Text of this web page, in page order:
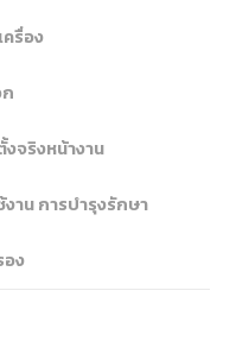
รื่อง
จริงหน้างาน
าน การบำรุงรักษา
อง